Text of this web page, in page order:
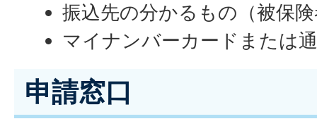
振込先の分かるもの（被保
マイナンバーカードまたは
申請窓口